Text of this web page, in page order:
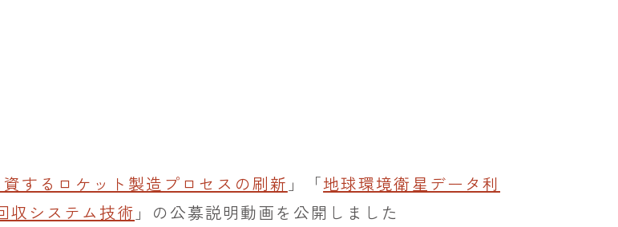
するロケット製造プロセスの刷新 」「地球環境衛星データ利
収システム技術 」の公募説明動画を公開しました